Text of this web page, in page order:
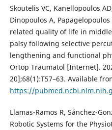
Skoutelis VC, Kanellopoulos
Dinopoulos A,
related quality of life in
palsy following selective
lengthening and functional
Ortop Traumatol [Internet].
20];68(1):T57–63. Available
https://
Llamas-Ramos R, Sánchez-
Robotic Systems for the